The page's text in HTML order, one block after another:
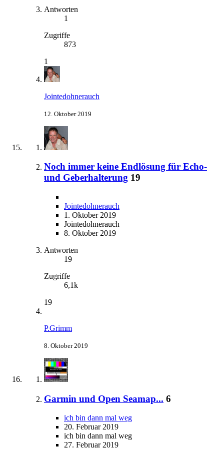
Antworten
1
Zugriffe
873
1
Jointedohnerauch
12. Oktober 2019
Noch immer keine Endlösung für Echo-
und Geberhalterung 19
Jointedohnerauch
1. Oktober 2019
Jointedohnerauch
8. Oktober 2019
Antworten
19
Zugriffe
6,1k
19
P.Grimm
8. Oktober 2019
Garmin und Open Seamap... 6
ich bin dann mal weg
20. Februar 2019
ich bin dann mal weg
27. Februar 2019